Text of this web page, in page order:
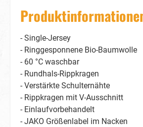
- Single-Jersey
- Ringgesponnene Bio-Baumwolle
- 60 °C waschbar
- Rundhals-Rippkragen
- Verstärkte Schulternähte
- Rippkragen mit V-Ausschnitt
- Einlaufvorbehandelt
- JAKO Größenlabel im Nacken